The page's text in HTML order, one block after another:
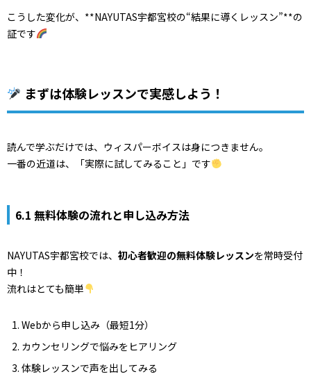
こうした変化が、**NAYUTAS宇都宮校の“結果に導くレッスン”**の
証です
まずは体験レッスンで実感しよう！
読んで学ぶだけでは、ウィスパーボイスは身につきません。
一番の近道は、「実際に試してみること」です
6.1 無料体験の流れと申し込み方法
NAYUTAS宇都宮校では、 初心者歓迎の無料体験レッスンを常時受付
中！
流れはとても簡単
Webから申し込み（最短1分）
カウンセリングで悩みをヒアリング
体験レッスンで声を出してみる